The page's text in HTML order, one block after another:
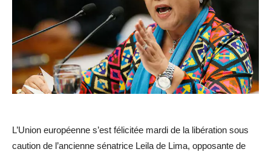
L’Union européenne s’est félicitée mardi de la libération sous
caution de l’ancienne sénatrice Leila de Lima, opposante de